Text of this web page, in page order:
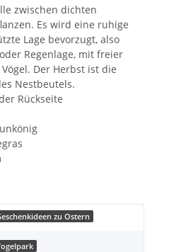
zwischen dichten
Es wird eine ruhige
Lage bevorzugt, also
Regenlage, mit freier
Der Herbst ist die
Nestbeutels.
Rückseite
zu Ostern